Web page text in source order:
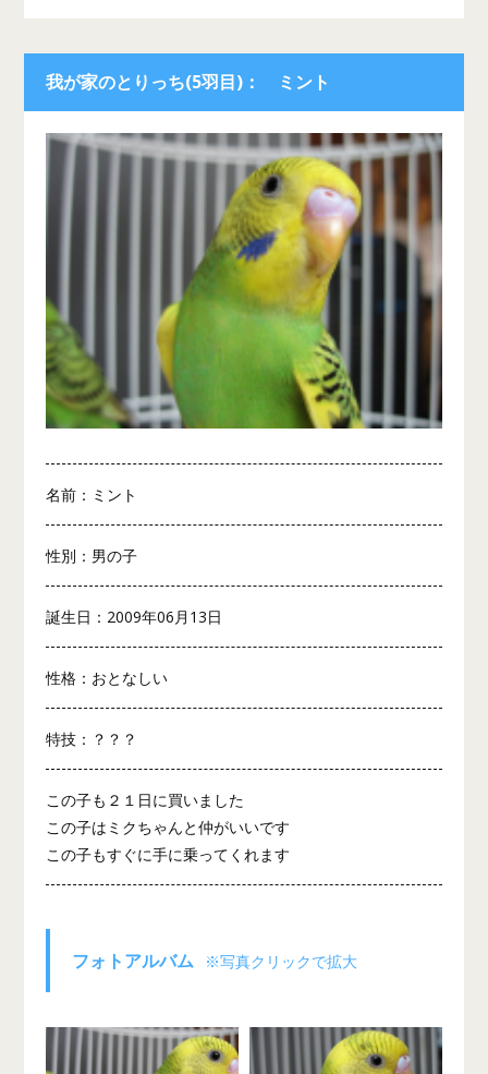
我が家のとりっち(5羽目)： ミント
名前：ミント
性別：男の子
誕生日：2009年06月13日
性格：おとなしい
特技：？？？
この子も２１日に買いました
この子はミクちゃんと仲がいいです
この子もすぐに手に乗ってくれます
フォトアルバム ※写真クリックで拡大